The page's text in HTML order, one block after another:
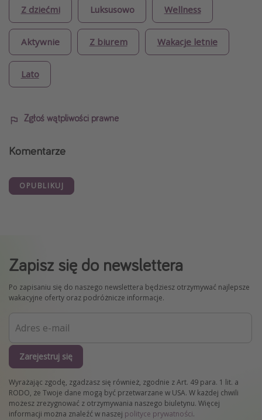
Z dziećmi Luksusowo Wellness
Aktywnie Z biurem Wakacje letnie
Lato
Zgłoś wątpliwości prawne
Komentarze
OPUBLIKUJ
Zapisz się do newslettera
Po zapisaniu się do naszego newslettera będziesz otrzymywać najlepsze
wakacyjne oferty oraz podróżnicze informacje.
Zarejestruj się
Wyrażając zgodę, zgadzasz się również, zgodnie z Art. 49 para. 1 lit. a
RODO, że Twoje dane mogą być przetwarzane w USA. W każdej chwili
możesz zrezygnować z otrzymywania naszego biuletynu. Więcej
informacji można znaleźć w naszej polityce prywatności.